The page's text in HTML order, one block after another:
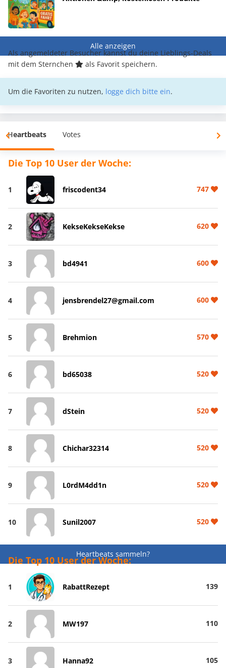
Alle anzeigen
Als angemeldeter Besucher kannst du deine Lieblings-Deals
mit dem Sternchen
als Favorit speichern.
Um die Favoriten zu nutzen, logge dich bitte ein.
Heartbeats Votes
Die Top 10 User der Woche:
1 friscodent34 747
2 KekseKekseKekse 620
3 bd4941 600
4 jensbrendel27@gmail.com 600
5 Brehmion 570
6 bd65038 520
7 dStein 520
8 Chichar32314 520
9 L0rdM4dd1n 520
10 Sunil2007 520
Heartbeats sammeln?
Die Top 10 User der Woche:
1 RabattRezept 139
2 MW197 110
3 Hanna92 105